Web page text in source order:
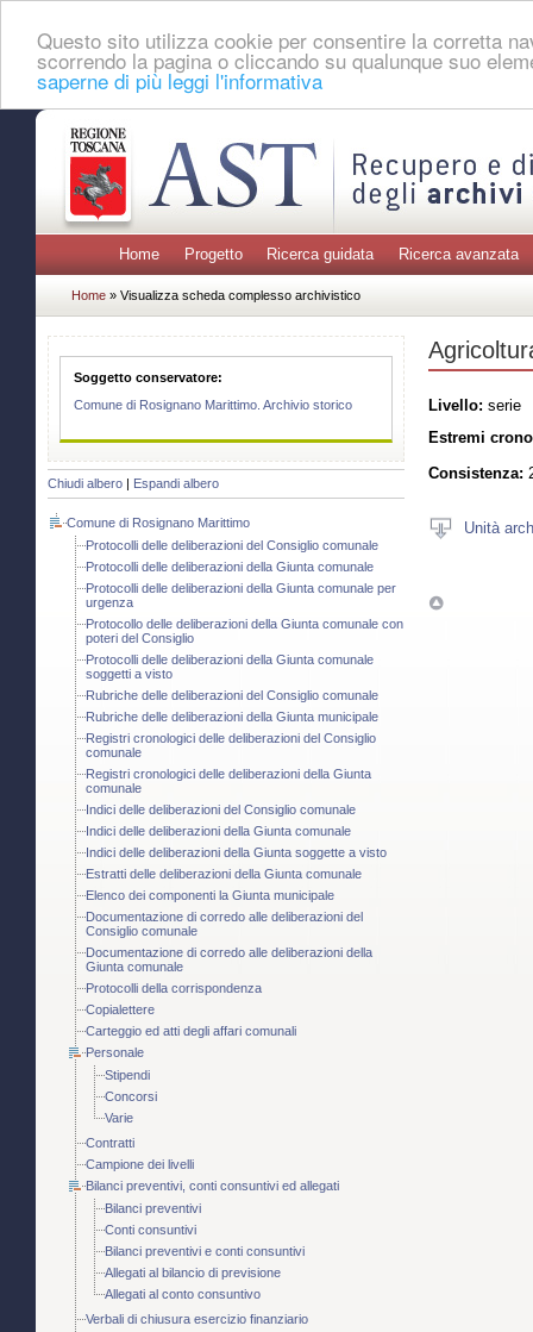
Questo sito utilizza cookie per consentire la corretta
scorrendo la pagina o cliccando su qualunque suo
saperne di più leggi l'informativa
Home Progetto Ricerca guidata Ricerca avanzata
Home » Visualizza scheda complesso archivistico
Soggetto conservatore:
Comune di Rosignano Marittimo. Archivio storico
Chiudi albero Espandi albero
Comune di Rosignano Marittimo
Protocolli delle deliberazioni del Consiglio comunale
Protocolli delle deliberazioni della Giunta comunale
Protocolli delle deliberazioni della Giunta comunale per
urgenza
Protocollo delle deliberazioni della Giunta comunale con
poteri del Consiglio
Protocolli delle deliberazioni della Giunta comunale
soggetti a visto
Rubriche delle deliberazioni del Consiglio comunale
Rubriche delle deliberazioni della Giunta municipale
Registri cronologici delle deliberazioni del Consiglio
comunale
Registri cronologici delle deliberazioni della Giunta
comunale
Indici delle deliberazioni del Consiglio comunale
Indici delle deliberazioni della Giunta comunale
Indici delle deliberazioni della Giunta soggette a visto
Estratti delle deliberazioni della Giunta comunale
Elenco dei componenti la Giunta municipale
Documentazione di corredo alle deliberazioni del
Consiglio comunale
Documentazione di corredo alle deliberazioni della
Giunta comunale
Protocolli della corrispondenza
Copialettere
Carteggio ed atti degli affari comunali
Personale
Stipendi
Concorsi
Varie
Contratti
Campione dei livelli
Bilanci preventivi, conti consuntivi ed allegati
Bilanci preventivi
Conti consuntivi
Bilanci preventivi e conti consuntivi
Allegati al bilancio di previsione
Allegati al conto consuntivo
Verbali di chiusura esercizio finanziario
Livello: serie
Estremi
Consistenza:
Unità